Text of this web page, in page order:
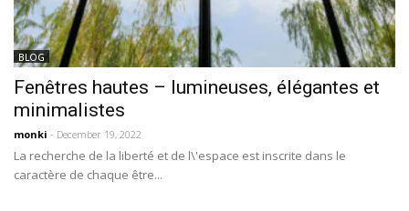
BLOG
Fenêtres hautes – lumineuses, élégantes et
minimalistes
monki - December 19, 2022
La recherche de la liberté et de l\'espace est inscrite dans le
caractère de chaque être...